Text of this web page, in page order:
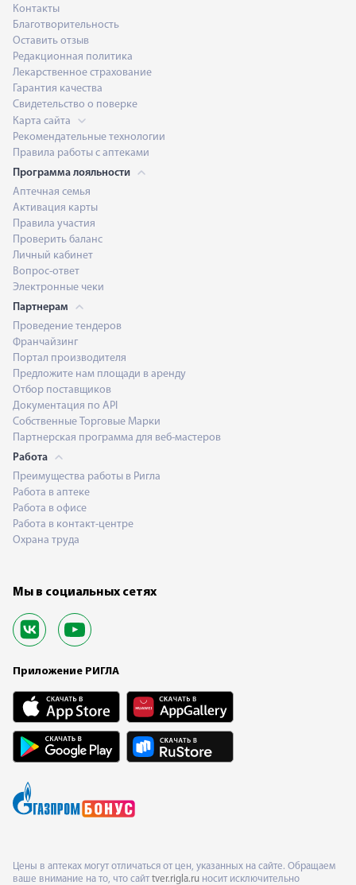
Контакты
Благотворительность
Оставить отзыв
Редакционная политика
Лекарственное страхование
Гарантия качества
Свидетельство о поверке
Карта сайта
Рекомендательные технологии
Правила работы с аптеками
Программа лояльности
Аптечная семья
Активация карты
Правила участия
Проверить баланс
Личный кабинет
Вопрос-ответ
Электронные чеки
Партнерам
Проведение тендеров
Франчайзинг
Портал производителя
Предложите нам площади в аренду
Отбор поставщиков
Документация по API
Собственные Торговые Марки
Партнерская программа для веб-мастеров
Работа
Преимущества работы в Ригла
Работа в аптеке
Работа в офисе
Работа в контакт-центре
Охрана труда
Мы в социальных сетях
Приложение РИГЛА
Цены в аптеках могут отличаться от цен, указанных на сайте. Обращаем
ваше внимание на то, что сайт tver.rigla.ru носит исключительно